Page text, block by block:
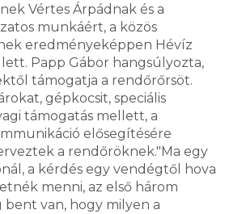
Vértes Árpádnak és a
munkáért, a közös
eredményeképpen Hévíz
Papp Gábor hangsúlyozta,
támogatja a rendőrőrsöt.
gépkocsit, speciális
támogatás mellett, a
elősegítésére
a rendőröknek."Ma egy
a kérdés egy vendégtől hova
menni, az első három
van, hogy milyen a